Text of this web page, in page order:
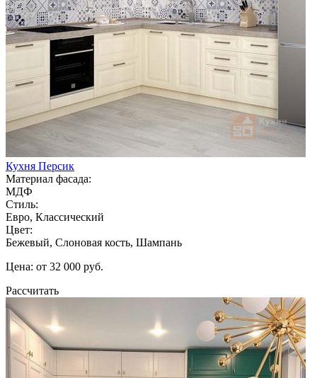
Кухня Персик
Материал фасада:
МДФ
Стиль:
Евро, Классический
Цвет:
Бежевый, Слоновая кость, Шампань
Цена: от 32 000 руб.
Рассчитать